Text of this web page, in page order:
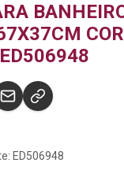
ED506948